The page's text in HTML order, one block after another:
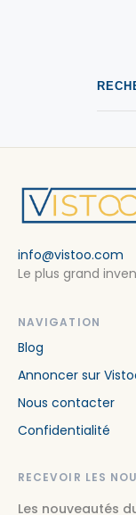
info@vistoo.com
Le plus grand
NAVIGATION
Blog
Annoncer sur
Nous contacter
Confidentialité
RECEVOIR LES
Les nouveautés